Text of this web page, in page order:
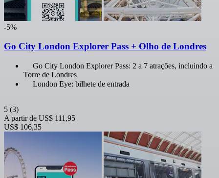
-5%
Go City London Explorer Pass + Olho de Londres
Go City London Explorer Pass: 2 a 7 atrações, incluindo a
Torre de Londres
London Eye: bilhete de entrada
5 (3)
A partir de US$ 111,95
US$ 106,35